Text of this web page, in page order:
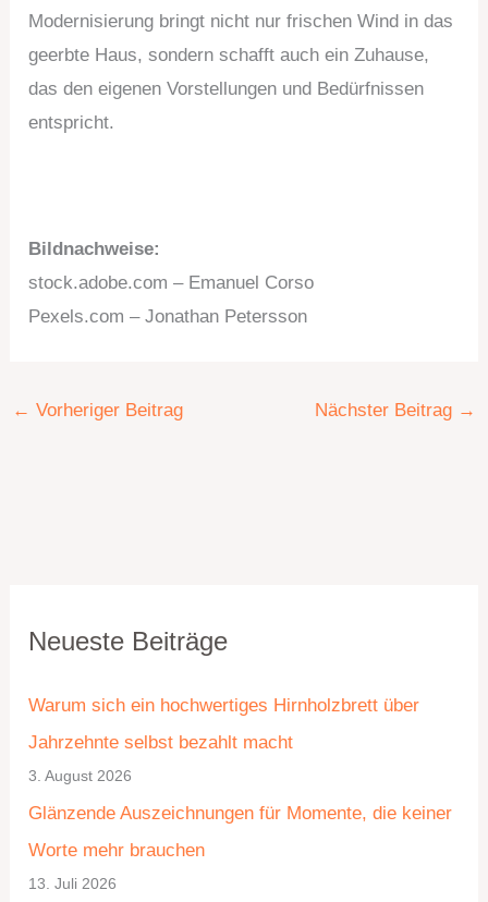
Modernisierung bringt nicht nur frischen Wind in das
geerbte Haus, sondern schafft auch ein Zuhause,
das den eigenen Vorstellungen und Bedürfnissen
entspricht.
Bildnachweise:
stock.adobe.com – Emanuel Corso
Pexels.com – Jonathan Petersson
← Vorheriger Beitrag Nächster Beitrag →
Neueste Beiträge
Warum sich ein hochwertiges Hirnholzbrett über
Jahrzehnte selbst bezahlt macht
3. August 2026
Glänzende Auszeichnungen für Momente, die keiner
Worte mehr brauchen
13. Juli 2026
a
e
g
o
r
i
r
h
i
v